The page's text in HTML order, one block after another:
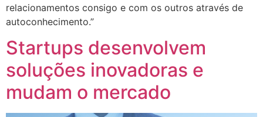
relacionamentos consigo e com os outros através de
autoconhecimento.”
Startups desenvolvem
soluções inovadoras e
mudam o mercado